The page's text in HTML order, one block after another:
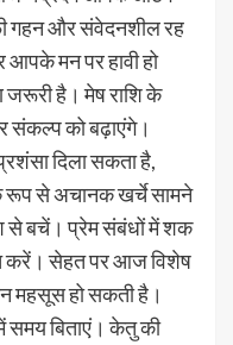
गहन और संवेदनशील रह
आपके मन पर हावी हो
है। मेष राशि के
को बढ़ाएंगे।
दिला सकता है,
रूप से अचानक खर्चे सामने
से बचें। प्रेम संबंधों में शक
करें। सेहत पर आज विशेष
महसूस हो सकती है।
समय बिताएं। केतु की